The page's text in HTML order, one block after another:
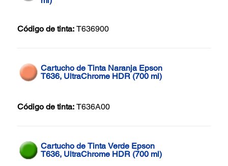
Código de tinta: T636900
Cartucho de Tinta Naranja Epson
T636, UltraChrome HDR (700 ml)
Código de tinta: T636A00
Cartucho de Tinta Verde Epson
T636, UltraChrome HDR (700 ml)